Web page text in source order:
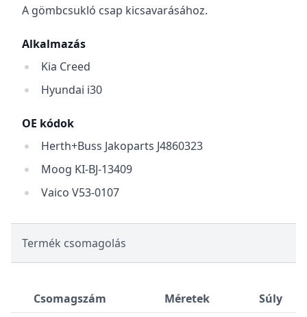
A gömbcsukló csap kicsavarásához.
Alkalmazás
Kia Creed
Hyundai i30
OE kódok
Herth+Buss Jakoparts J4860323
Moog KI-BJ-13409
Vaico V53-0107
Termék csomagolás
Csomagszám Méretek Súly